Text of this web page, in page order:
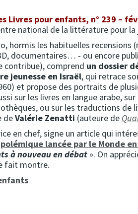
Livres pour enfants, n° 239 –
national de la littérature pour la
hormis les habituelles recensions
documentaires… - ou encore
contribue), comprend un dossier
jeunesse en Israël, qui retrace
et propose des portraits de
sur les livres en langue arabe,
ou sur les traductions de
deValérie Zenatti (auteure de
en chef, signe un article qui
lancée par le Monde
à nouveau en débat ». On
fait montre.